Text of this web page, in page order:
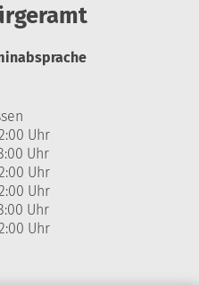
Uhr
Uhr
Uhr
Uhr
Uhr
Uhr